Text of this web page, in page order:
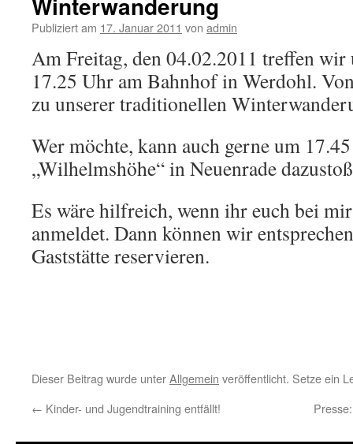
Publiziert am 17. Januar 2011 von admin
Am Freitag, den 04.02.2011 treffen wir
17.25 Uhr am Bahnhof in Werdohl.
zu unserer traditionellen
Wer möchte, kann auch gerne um
„Wilhelmshöhe“ in Neuenrade
Es wäre hilfreich, wenn ihr euch bei
anmeldet. Dann können wir
Gaststätte reservieren.
Dieser Beitrag wurde unterAllgemein veröffentlicht. Setze ein
← Kinder- und Jugendtraining entfällt!